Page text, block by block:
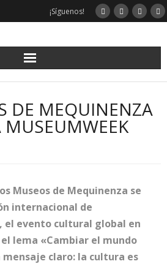
¡Síguenos!
DE MEQUINENZA
Museos de Mequinenza se
internacional de
el evento cultural global en
lema «Cambiar el mundo
claro: la cultura es